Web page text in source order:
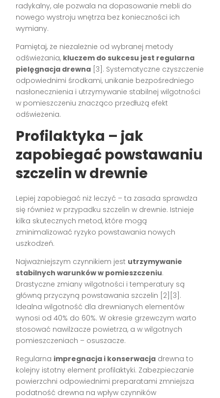
radykalny, ale pozwala na dopasowanie mebli do
nowego wystroju wnętrza bez konieczności ich
wymiany.
Pamiętaj, że niezależnie od wybranej metody
odświeżania, kluczem do sukcesu jest regularna
pielęgnacja drewna [3]. Systematyczne czyszczenie
odpowiednimi środkami, unikanie bezpośredniego
nasłonecznienia i utrzymywanie stabilnej wilgotności
w pomieszczeniu znacząco przedłużą efekt
odświeżenia.
Profilaktyka – jak
zapobiegać powstawaniu
szczelin w drewnie
Lepiej zapobiegać niż leczyć – ta zasada sprawdza
się również w przypadku szczelin w drewnie. Istnieje
kilka skutecznych metod, które mogą
zminimalizować ryzyko powstawania nowych
uszkodzeń.
Najważniejszym czynnikiem jest utrzymywanie
stabilnych warunków w pomieszczeniu.
Drastyczne zmiany wilgotności i temperatury są
główną przyczyną powstawania szczelin [2][3].
Idealna wilgotność dla drewnianych elementów
wynosi od 40% do 60%. W okresie grzewczym warto
stosować nawilżacze powietrza, a w wilgotnych
pomieszczeniach – osuszacze.
Regularna impregnacja i konserwacja drewna to
kolejny istotny element profilaktyki. Zabezpieczanie
powierzchni odpowiednimi preparatami zmniejsza
podatność drewna na wpływ czynników